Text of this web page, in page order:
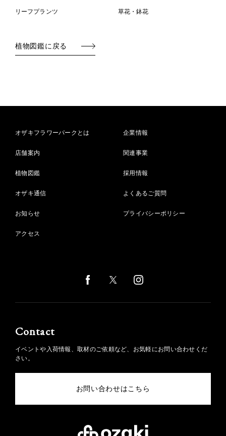
リーフプランツ 草花・鉢花
植物図鑑に戻る
オザキフラワーパークとは
店舗案内
植物図鑑
オザキ通信
お知らせ
アクセス
企業情報
関連事業
採用情報
よくあるご質問
プライバシーポリシー
Contact
イベントや入荷情報、取材のご依頼など、お気軽にお問い合わせくだ
さい。
お問い合わせはこちら